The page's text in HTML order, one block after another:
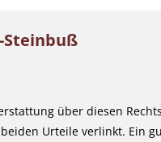
Steinbuß
über diesen
Urteile verlinkt. Ein